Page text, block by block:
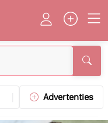
Advertenties